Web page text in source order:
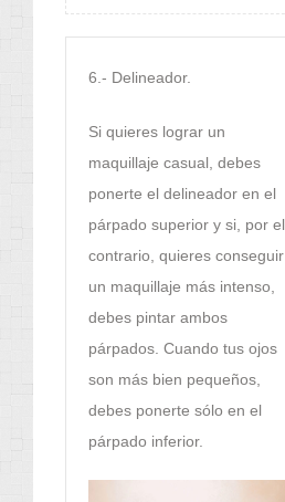
6.- Delineador.
Si quieres lograr un
maquillaje casual, debes
ponerte el delineador en el
párpado superior y si, por el
contrario, quieres conseguir
un maquillaje más intenso,
debes pintar ambos
párpados. Cuando tus ojos
son más bien pequeños,
debes ponerte sólo en el
párpado inferior.